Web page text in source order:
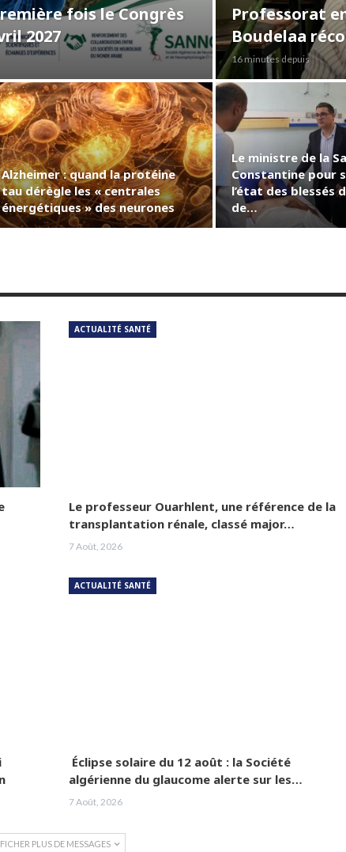
fois le Congrès
2027
Professorat
Boudelaa
16 minutes depuis
Alzheimer : quand la protéine
tau dérègle les « centrales
énergétiques » des neurones
Le ministre de la
Constantine pour
l’état des blessés
de…
ACTUALITÉ SANTÉ
Le professeur Ouarhlent, une référence de la
transplantation rénale, classé major…
7 Août, 2026
ACTUALITÉ SANTÉ
Éclipse solaire du 12 août : la Société
algérienne du glaucome alerte sur les…
7 Août, 2026
PLUS DE MESSAGES